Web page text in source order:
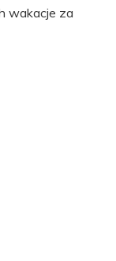
wakacje za